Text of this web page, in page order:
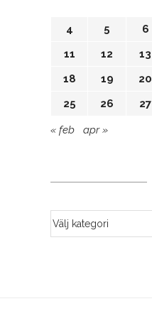
4
5 6
11
12 13
18
19 20
25
26 27
« feb apr »